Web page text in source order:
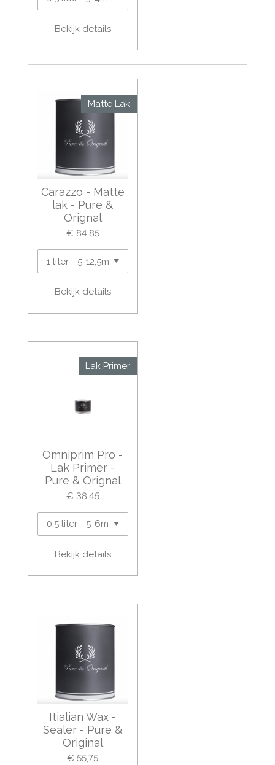
Bekijk details
Matte Lak
Carazzo - Matte
lak - Pure &
Orignal
€ 84,85
Bekijk details
Lak Primer
Omniprim Pro -
Lak Primer -
Pure & Orignal
€ 38,45
Bekijk details
Itialian Wax -
Sealer - Pure &
Original
€ 55,75